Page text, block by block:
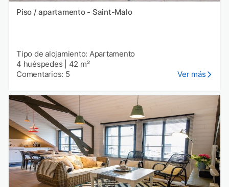
Piso / apartamento - Saint-Malo
Tipo de alojamiento: Apartamento
4 huéspedes
42 m²
Comentarios: 5
Ver más